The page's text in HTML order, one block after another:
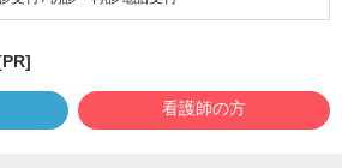
看護師の方